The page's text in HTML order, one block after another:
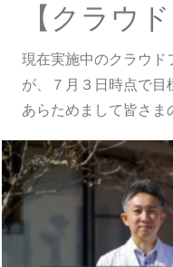
現在実施中のクラウド
が、７月３日時点で目
あらためまして皆さ